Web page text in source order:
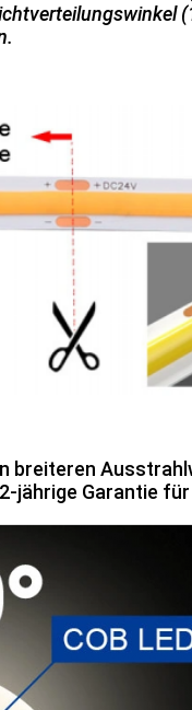
jährige Garantie für